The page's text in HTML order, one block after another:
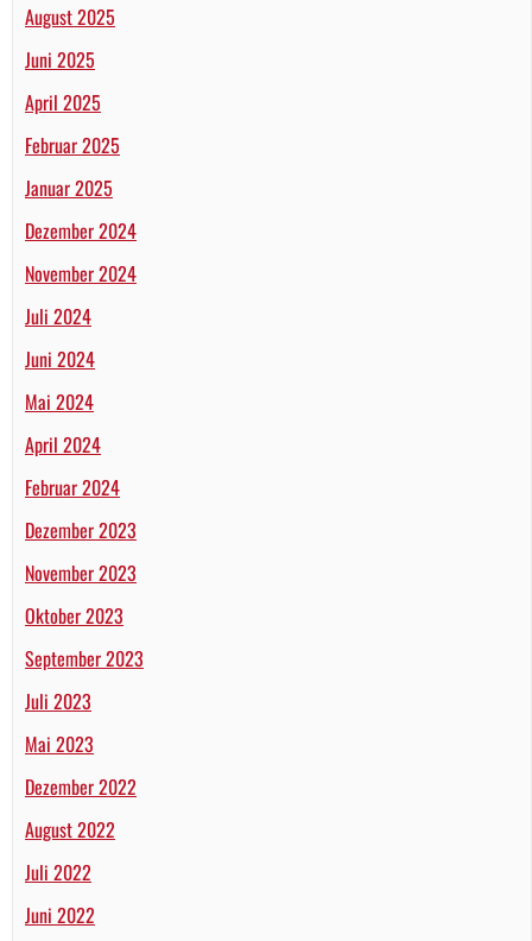
August 2025
Juni 2025
April 2025
Februar 2025
Januar 2025
Dezember 2024
November 2024
Juli 2024
Juni 2024
Mai 2024
April 2024
Februar 2024
Dezember 2023
November 2023
Oktober 2023
September 2023
Juli 2023
Mai 2023
Dezember 2022
August 2022
Juli 2022
Juni 2022